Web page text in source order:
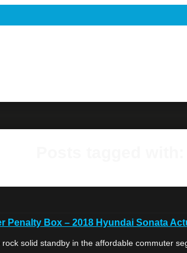
Penalty Box – 2018 Hyundai Sonata
solid standby in the affordable commuter